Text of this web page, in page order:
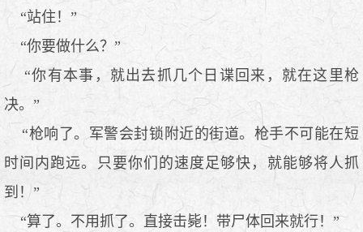
“站住！”
“你要做什么？”
“你有本事，就出去抓几个日谍回来，就在这里枪
决。”
“枪响了。军警会封锁附近的街道。枪手不可能在短
时间内跑远。只要你们的速度足够快，就能够将人抓
到！”
“算了。不用抓了。直接击毙！带尸体回来就行！”